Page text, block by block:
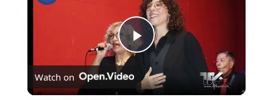
Play
Video
Watch on